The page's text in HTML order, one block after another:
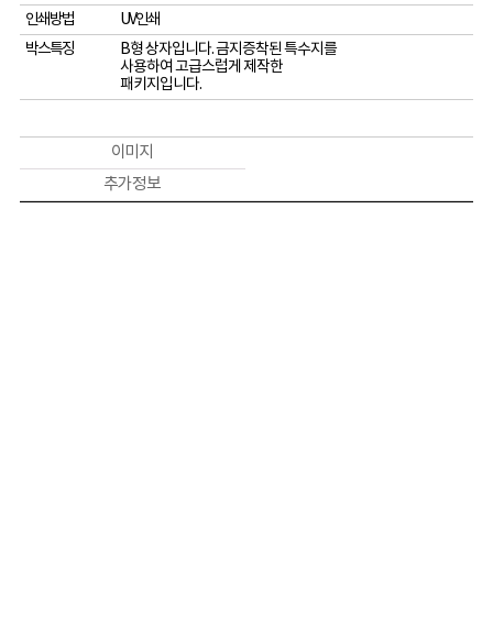
인쇄방법
UV인쇄
박스특징
B형 상자입니다. 금지증착된 특수지를
사용하여 고급스럽게 제작한
패키지입니다.
이미지
추가 정보